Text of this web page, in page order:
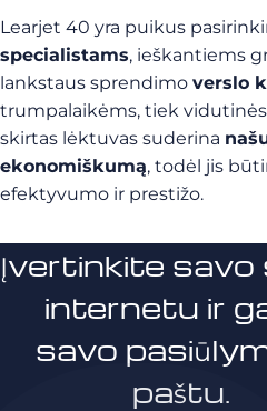
Learjet 40 yra puikus
specialistams, ieškantiems
lankstaus sprendimo verslo
trumpalaikėms, tiek
skirtas lėktuvas suderina
ekonomiškumą, todėl jis
efektyvumo ir prestižo.
Įvertinkite savo
internetu ir
savo
paštu.